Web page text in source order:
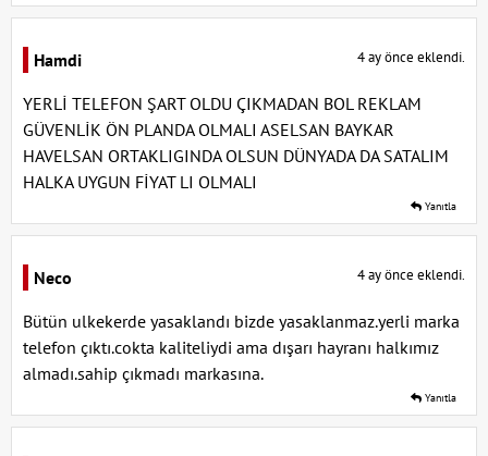
Hamdi 4 ay önce eklendi.
YERLİ TELEFON ŞART OLDU ÇIKMADAN BOL REKLAM
GÜVENLİK ÖN PLANDA OLMALI ASELSAN BAYKAR
HAVELSAN ORTAKLIGINDA OLSUN DÜNYADA DA SATALIM
HALKA UYGUN FİYAT LI OLMALI
Yanıtla
Neco 4 ay önce eklendi.
Bütün ulkekerde yasaklandı bizde yasaklanmaz.yerli marka
telefon çıktı.cokta kaliteliydi ama dışarı hayranı halkımız
almadı.sahip çıkmadı markasına.
Yanıtla